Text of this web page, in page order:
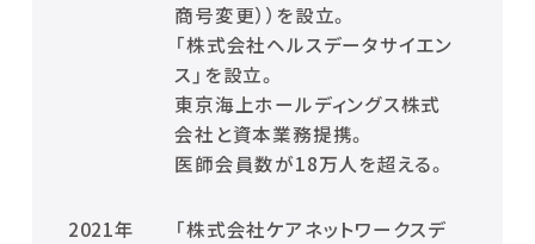
商号変更））を設立。
「株式会社ヘルスデータサイエン
ス」を設立。
東京海上ホールディングス株式
会社と資本業務提携。
医師会員数が18万人を超える。
2021年
「株式会社ケアネットワークスデ